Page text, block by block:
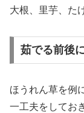
大根、里芋、た
茹でる前後
ほうれん草を例
一工夫をしてお